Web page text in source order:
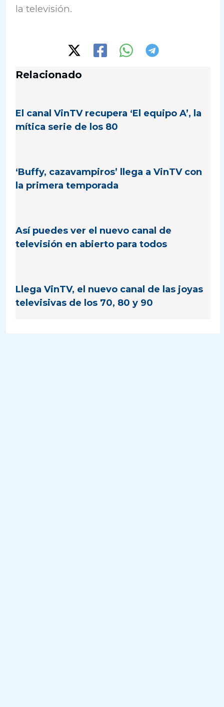
la televisión.
Relacionado
El canal VinTV recupera ‘El equipo A’, la
mítica serie de los 80
‘Buffy, cazavampiros’ llega a VinTV con
la primera temporada
Así puedes ver el nuevo canal de
televisión en abierto para todos
Llega VinTV, el nuevo canal de las joyas
televisivas de los 70, 80 y 90